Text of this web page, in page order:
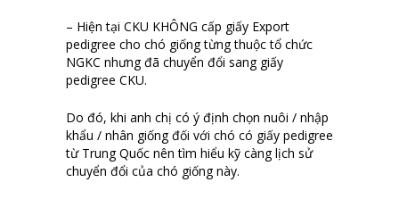
– Hiện tại CKU KHÔNG cấp giấy Export
pedigree cho chó giống từng thuộc tổ chức
NGKC nhưng đã chuyển đổi sang giấy
pedigree CKU.
Do đó, khi anh chị có ý định chọn nuôi / nhập
khẩu / nhân giống đối với chó có giấy pedigree
từ Trung Quốc nên tìm hiểu kỹ càng lịch sử
chuyển đổi của chó giống này.